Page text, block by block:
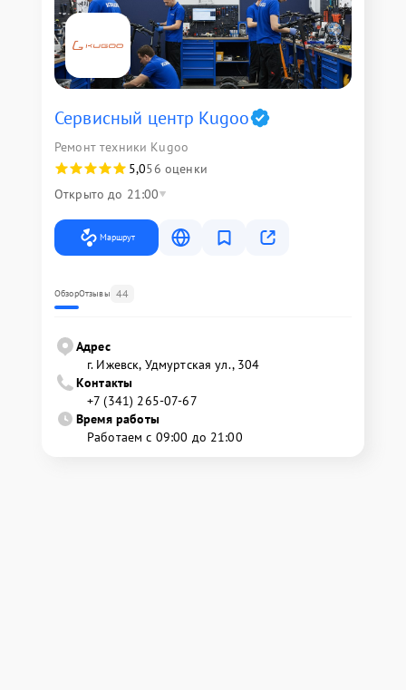
Сервисный центр Kugoo
Ремонт техники Kugoo
5,056 оценки
Открыто до 21:00
Маршрут
ОбзорОтзывы 44
Адрес
г. Ижевск, Удмуртская ул., 304
Контакты
+7 (341) 265-07-67
Время работы
Работаем с 09:00 до 21:00